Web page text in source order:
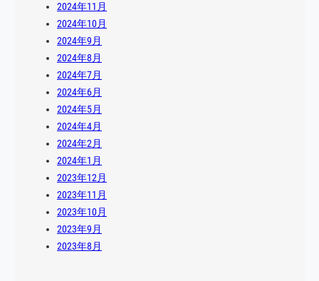
2024年11月
2024年10月
2024年9月
2024年8月
2024年7月
2024年6月
2024年5月
2024年4月
2024年2月
2024年1月
2023年12月
2023年11月
2023年10月
2023年9月
2023年8月